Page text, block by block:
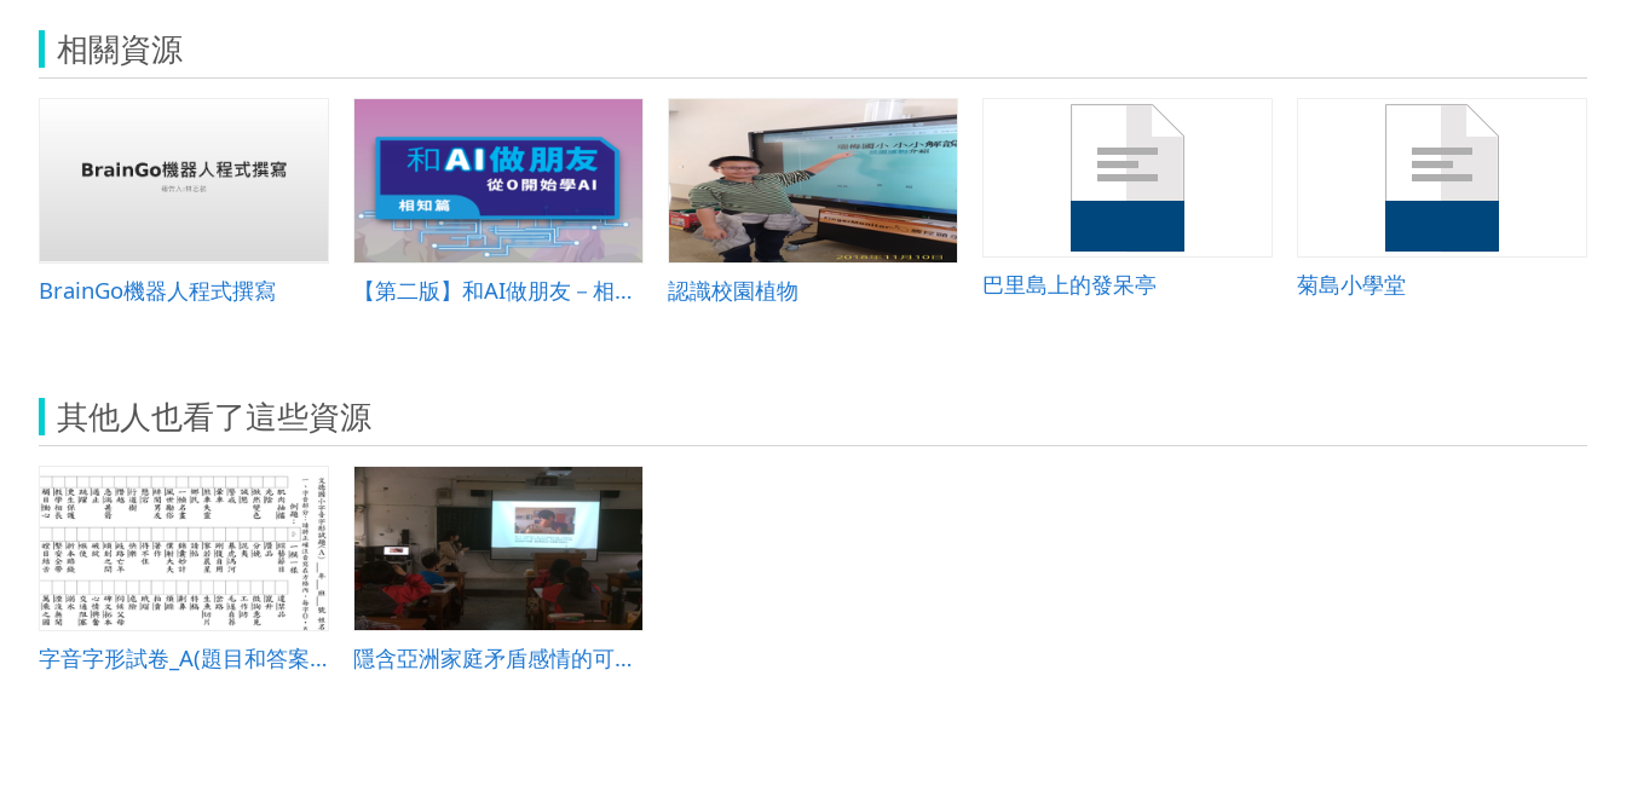
相關資源
BrainGo機器人程式撰寫 【第二版】和AI做朋友－相知篇：從0開始學AI (高中教材) 認識校園植物 巴里島上的發呆亭 菊島小學堂
其他人也看了這些資源
字音字形試卷_A(題目和答案卷) 隱含亞洲家庭矛盾感情的可愛動畫《BAO》